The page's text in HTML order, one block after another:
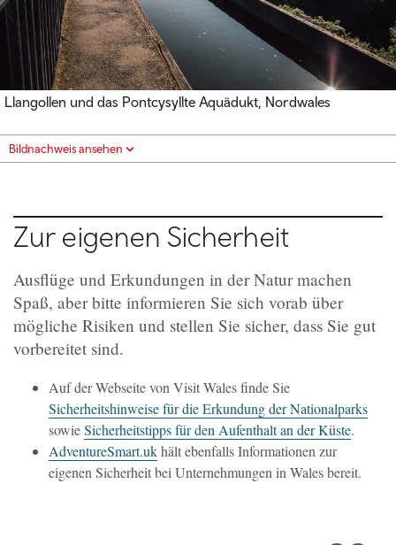
Llangollen und das Pontcysyllte Aquädukt, Nordwales
Bildnachweis ansehen
Zur eigenen Sicherheit
Ausflüge und Erkundungen in der Natur machen
Spaß, aber bitte informieren Sie sich vorab über
mögliche Risiken und stellen Sie sicher, dass Sie gut
vorbereitet sind.
Auf der Webseite von Visit Wales finde Sie
Sicherheitshinweise für die Erkundung der Nationalparks
sowieSicherheitstipps für den Aufenthalt an der Küste.
AdventureSmart.ukhält ebenfalls Informationen zur
eigenen Sicherheit bei Unternehmungen in Wales bereit.